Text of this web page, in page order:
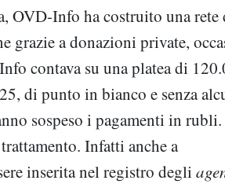
OVD-Info ha costruito una rete
grazie a donazioni private,
contava su una platea di
di punto in bianco e senza
sospeso i pagamenti in
Infatti anche a
inserita nel registro degli